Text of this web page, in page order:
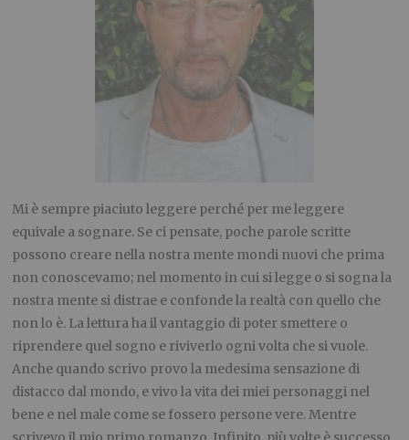
Mi è sempre piaciuto leggere perché per me leggere
equivale a sognare. Se ci pensate, poche parole scritte
possono creare nella nostra mente mondi nuovi che prima
non conoscevamo; nel momento in cui si legge o si sogna la
nostra mente si distrae e confonde la realtà con quello che
non lo è. La lettura ha il vantaggio di poter smettere o
riprendere quel sogno e riviverlo ogni volta che si vuole.
Anche quando scrivo provo la medesima sensazione di
distacco dal mondo, e vivo la vita dei miei personaggi nel
bene e nel male come se fossero persone vere. Mentre